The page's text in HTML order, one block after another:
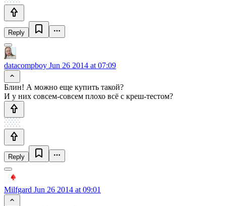
Reply
datacompboy Jun 26 2014 at 07:09
Блин! А можно еще купить такой?
И у них совсем-совсем плохо всё с креш-тестом?
Reply
Milfgard Jun 26 2014 at 09:01